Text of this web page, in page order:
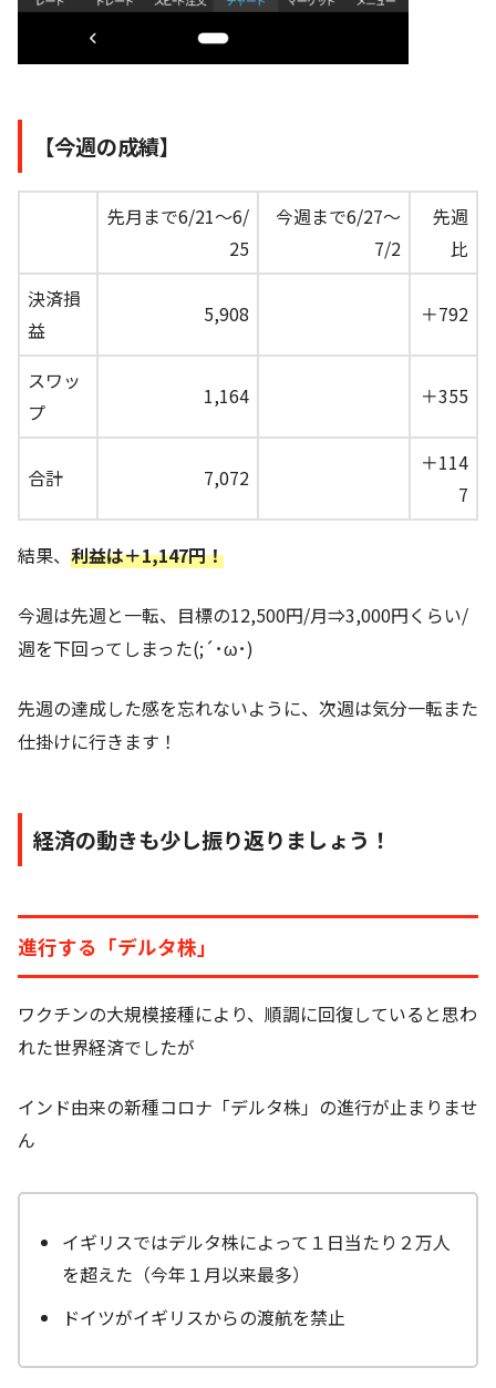
【今週の成績】
先月まで6/21～6/
25
今週まで6/27～
7/2
先週
比
決済損
益
5,908 ＋792
スワッ
プ
1,164 ＋355
合計 7,072
＋114
7
結果、 利益は＋1,147円！
今週は先週と一転、目標の12,500円/月⇒3,000円くらい/
週を下回ってしまった(;´･ω･)
先週の達成した感を忘れないように、次週は気分一転また
仕掛けに行きます！
経済の動きも少し振り返りましょう！
進行する「デルタ株」
ワクチンの大規模接種により、順調に回復していると思わ
れた世界経済でしたが
インド由来の新種コロナ「デルタ株」の進行が止まりませ
ん
イギリスではデルタ株によって１日当たり２万人
を超えた（今年１月以来最多）
ドイツがイギリスからの渡航を禁止